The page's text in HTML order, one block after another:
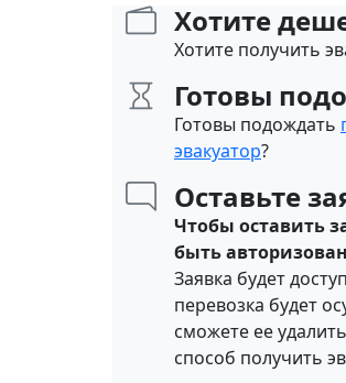
Хотите
Хотите получить
Готовы
Готовы подождать
эвакуатор?
Оставьте
Чтобы оставить
быть
Заявка будет
перевозка будет
сможете ее
способ получить